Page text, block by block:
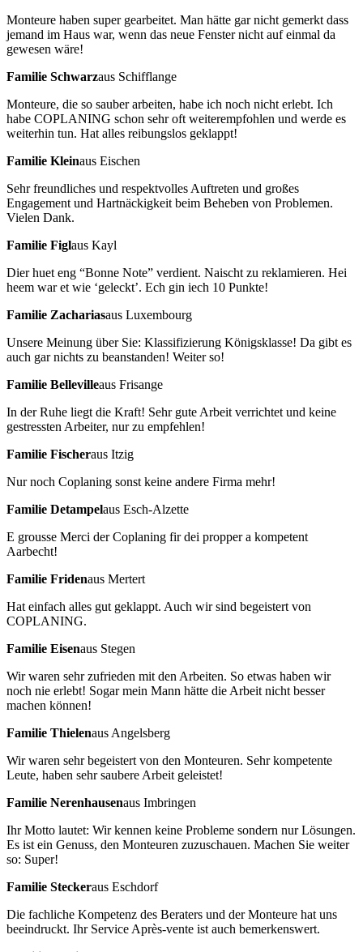
Monteure haben super gearbeitet. Man hätte gar nicht gemerkt dass
jemand im Haus war, wenn das neue Fenster nicht auf einmal da
gewesen wäre!
Familie Schwarzaus Schifflange
Monteure, die so sauber arbeiten, habe ich noch nicht erlebt. Ich
habe COPLANING schon sehr oft weiterempfohlen und werde es
weiterhin tun. Hat alles reibungslos geklappt!
Familie Kleinaus Eischen
Sehr freundliches und respektvolles Auftreten und großes
Engagement und Hartnäckigkeit beim Beheben von Problemen.
Vielen Dank.
Familie Figlaus Kayl
Dier huet eng “Bonne Note” verdient. Naischt zu reklamieren. Hei
heem war et wie ‘geleckt’. Ech gin iech 10 Punkte!
Familie Zachariasaus Luxembourg
Unsere Meinung über Sie: Klassifizierung Königsklasse! Da gibt es
auch gar nichts zu beanstanden! Weiter so!
Familie Bellevilleaus Frisange
In der Ruhe liegt die Kraft! Sehr gute Arbeit verrichtet und keine
gestressten Arbeiter, nur zu empfehlen!
Familie Fischeraus Itzig
Nur noch Coplaning sonst keine andere Firma mehr!
Familie Detampelaus Esch-Alzette
E grousse Merci der Coplaning fir dei propper a kompetent
Aarbecht!
Familie Fridenaus Mertert
Hat einfach alles gut geklappt. Auch wir sind begeistert von
COPLANING.
Familie Eisenaus Stegen
Wir waren sehr zufrieden mit den Arbeiten. So etwas haben wir
noch nie erlebt! Sogar mein Mann hätte die Arbeit nicht besser
machen können!
Familie Thielenaus Angelsberg
Wir waren sehr begeistert von den Monteuren. Sehr kompetente
Leute, haben sehr saubere Arbeit geleistet!
Familie Nerenhausenaus Imbringen
Ihr Motto lautet: Wir kennen keine Probleme sondern nur Lösungen.
Es ist ein Genuss, den Monteuren zuzuschauen. Machen Sie weiter
so: Super!
Familie Steckeraus Eschdorf
Die fachliche Kompetenz des Beraters und der Monteure hat uns
beeindruckt. Ihr Service Après-vente ist auch bemerkenswert.